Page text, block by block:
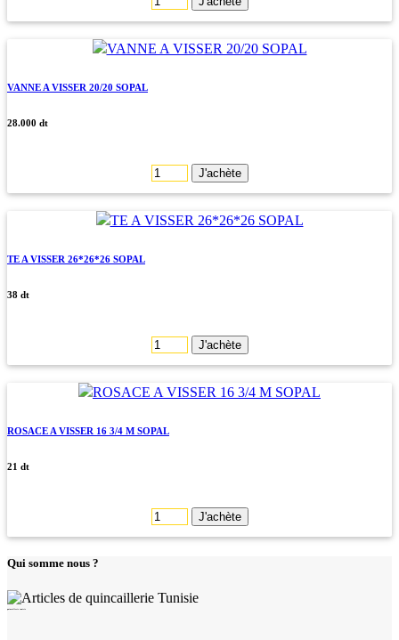
VANNE A VISSER 20/20 SOPAL
28.000 dt
J'achète
TE A VISSER 26*26*26 SOPAL
38 dt
J'achète
ROSACE A VISSER 16 3/4 M SOPAL
21 dt
J'achète
Qui somme nous ?